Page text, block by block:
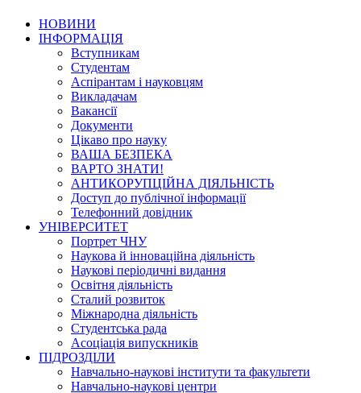
НОВИНИ
ІНФОРМАЦІЯ
Вступникам
Студентам
Аспірантам і науковцям
Викладачам
Вакансії
Документи
Цікаво про науку
ВАША БЕЗПЕКА
ВАРТО ЗНАТИ!
АНТИКОРУПЦІЙНА ДІЯЛЬНІСТЬ
Доступ до публічної інформації
Телефонний довідник
УНІВЕРСИТЕТ
Портрет ЧНУ
Наукова й інноваційна діяльність
Наукові періодичні видання
Освітня діяльність
Сталий розвиток
Міжнародна діяльність
Студентська рада
Асоціація випускників
ПІДРОЗДІЛИ
Навчально-наукові інститути та факультети
Навчально-наукові центри